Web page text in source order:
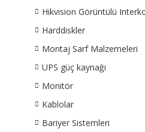
Hikvision Görüntülü
Harddiskler
Montaj Sarf Malzemeleri
UPS güç kaynağı
Monitör
Kablolar
Bariyer Sistemleri